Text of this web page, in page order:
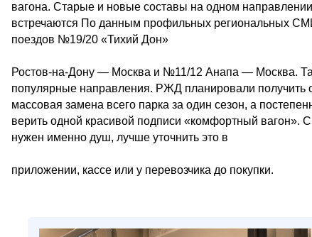
вагона. Старые и новые составы на одном
встречаются По данным профильных региональных
поездов №19/20 «Тихий Дон»
Ростов-на-Дону — Москва и №11/12 Анапа — Москва.
популярные направления. РЖД планировали получить
массовая замена всего парка за один сезон, а
верить одной красивой подписи «комфортный вагон».
нужен именно душ, лучше уточнить это в
приложении, кассе или у перевозчика до покупки.